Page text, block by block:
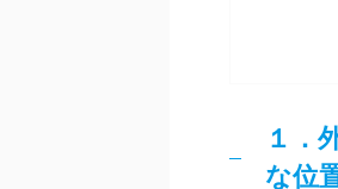
１．
な位